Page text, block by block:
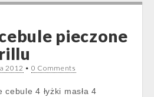
pieczone
2012 • 0 Comments
cebule 4 łyżki masła 4